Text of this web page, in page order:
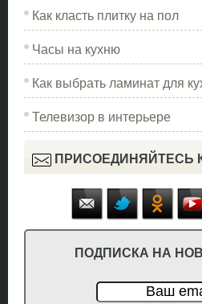
Как класть плитку на пол
Часы на кухню
Как выбрать ламинат для
Телевизор в интерьере
ПРИСОЕДИНЯЙТЕСЬ
ПОДПИСКА НА